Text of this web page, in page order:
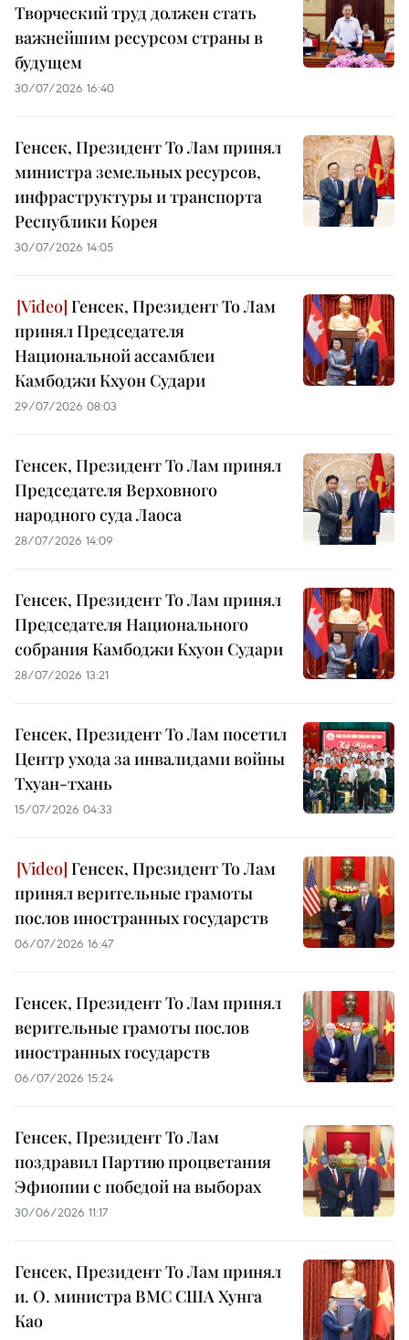
Творческий труд должен стать
важнейшим ресурсом страны в
будущем
30/07/2026 16:40
Генсек, Президент То Лам принял
министра земельных ресурсов,
инфраструктуры и транспорта
Республики Корея
30/07/2026 14:05
Генсек, Президент То Лам
принял Председателя
Национальной ассамблеи
Камбоджи Кхуон Судари
29/07/2026 08:03
Генсек, Президент То Лам принял
Председателя Верховного
народного суда Лаоса
28/07/2026 14:09
Генсек, Президент То Лам принял
Председателя Национального
собрания Камбоджи Кхуон Судари
28/07/2026 13:21
Генсек, Президент То Лам посетил
Центр ухода за инвалидами войны
Тхуан-тхань
15/07/2026 04:33
Генсек, Президент То Лам
принял верительные грамоты
послов иностранных государств
06/07/2026 16:47
Генсек, Президент То Лам принял
верительные грамоты послов
иностранных государств
06/07/2026 15:24
Генсек, Президент То Лам
поздравил Партию процветания
Эфиопии с победой на выборах
30/06/2026 11:17
Генсек, Президент То Лам принял
и. О. министра ВМС США Хунга
Као